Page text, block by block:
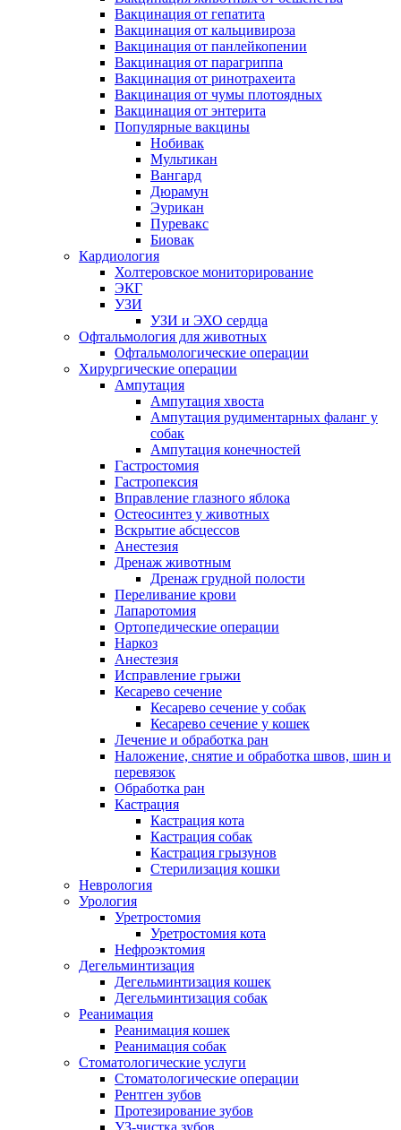
Вакцинация от гепатита
Вакцинация от кальцивироза
Вакцинация от панлейкопении
Вакцинация от парагриппа
Вакцинация от ринотрахеита
Вакцинация от чумы плотоядных
Вакцинация от энтерита
Популярные вакцины
Нобивак
Мультикан
Вангард
Дюрамун
Эурикан
Пуревакс
Биовак
Кардиология
Холтеровское мониторирование
ЭКГ
УЗИ
УЗИ и ЭХО сердца
Офтальмология для животных
Офтальмологические операции
Хирургические операции
Ампутация
Ампутация хвоста
Ампутация рудиментарных фаланг у
собак
Ампутация конечностей
Гастростомия
Гастропексия
Вправление глазного яблока
Остеосинтез у животных
Вскрытие абсцессов
Анестезия
Дренаж животным
Дренаж грудной полости
Переливание крови
Лапаротомия
Ортопедические операции
Наркоз
Анестезия
Исправление грыжи
Кесарево сечение
Кесарево сечение у собак
Кесарево сечение у кошек
Лечение и обработка ран
Наложение, снятие и обработка швов, шин и
перевязок
Обработка ран
Кастрация
Кастрация кота
Кастрация собак
Кастрация грызунов
Стерилизация кошки
Неврология
Урология
Уретростомия
Уретростомия кота
Нефроэктомия
Дегельминтизация
Дегельминтизация кошек
Дегельминтизация собак
Реанимация
Реанимация кошек
Реанимация собак
Стоматологические услуги
Стоматологические операции
Рентген зубов
Протезирование зубов
УЗ-чистка зубов